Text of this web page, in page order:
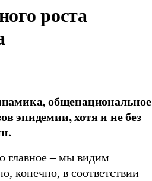
роста
общенациональное
эпидемии, хотя и не без
главное – мы видим
конечно, в соответствии